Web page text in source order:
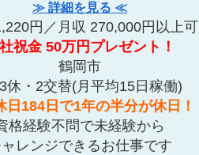
≫ 詳細を見る ≪
円／月収 270,000円以上可
祝金 50万円プレゼント！
鶴岡市
休・2交替(月平均15日稼働)
日184日で1年の半分が休日！
格経験不問で未経験から
レンジできるお仕事です